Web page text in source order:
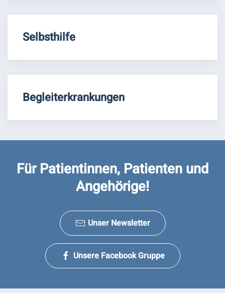
Selbsthilfe
Begleiterkrankungen
Für Patientinnen, Patienten und
Angehörige!
Unser Newsletter
Unsere Facebook Gruppe